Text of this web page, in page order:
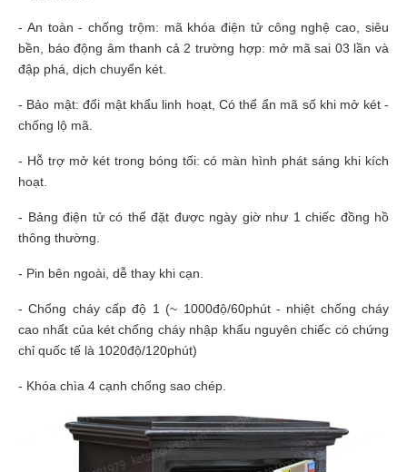
- An toàn - chống trộm: mã khóa điện tử công nghệ cao, siêu
bền, báo động âm thanh cả 2 trường hợp: mở mã sai 03 lần và
đập phá, dịch chuyển két.
- Bảo mật: đổi mật khẩu linh hoạt, Có thể ẩn mã số khi mở két -
chống lộ mã.
- Hỗ trợ mở két trong bóng tối: có màn hình phát sáng khi kích
hoạt.
- Bảng điện tử có thể đặt được ngày giờ như 1 chiếc đồng hồ
thông thường.
- Pin bên ngoài, dễ thay khi cạn.
- Chống cháy cấp độ 1 (~ 1000độ/60phút - nhiệt chống cháy
cao nhất của két chống cháy nhập khẩu nguyên chiếc có chứng
chỉ quốc tế là 1020độ/120phút)
- Khóa chìa 4 cạnh chống sao chép.